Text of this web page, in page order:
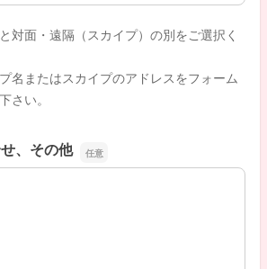
対面・遠隔（スカイプ）の別をご選択く
名またはスカイプのアドレスをフォーム
さい。
、その他
、その他